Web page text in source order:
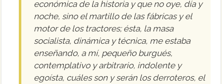
económica de la historia y que no oye, día y
noche, sino el martillo de las fábricas y el
motor de los tractores; ésta, la masa
socialista, dinámica y técnica, me estaba
enseñando, a mí, pequeño burgués,
contemplativo y arbitrario, indolente y
egoísta, cuáles son y serán los derroteros, el